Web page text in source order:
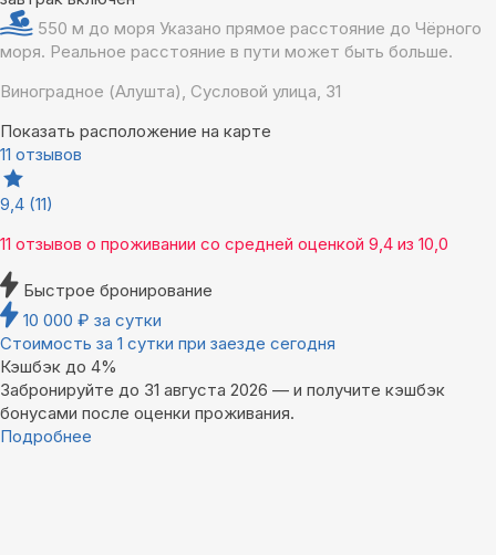
550 м до моря Указано прямое расстояние до Чёрного
моря. Реальное расстояние в пути может быть больше.
Виноградное (Алушта), Сусловой улица, 31
Показать расположение на карте
11 отзывов
9,4 (11)
11 отзывов о проживании со средней оценкой 9,4 из 10,0
Быстрое бронирование
10 000 ₽ за сутки
Стоимость за 1 сутки при заезде сегодня
Кэшбэк до 4%
Забронируйте до 31 августа 2026 — и получите кэшбэк
бонусами после оценки проживания.
Подробнее